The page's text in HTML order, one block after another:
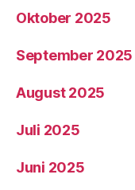
Oktober 2025
September 2025
August 2025
Juli 2025
Juni 2025